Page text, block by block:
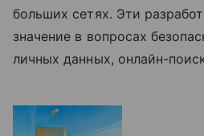
больших сетях. Эти
значение в вопросах
личных данных, онлайн-